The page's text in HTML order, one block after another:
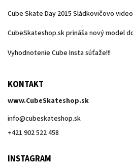
Cube Skate Day 2015 Sládkovičovo
CubeSkateshop.sk prináša nový model
Vyhodnotenie Cube Insta súťaže!!!
KONTAKT
www.CubeSkateshop.sk
info@cubeskateshop.sk
+421 902 522 458
INSTAGRAM